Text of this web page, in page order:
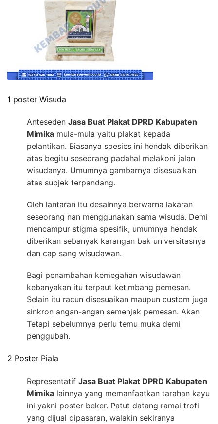
1 poster Wisuda
Anteseden Jasa Buat Plakat DPRD Kabupaten
Mimika mula-mula yaitu plakat kepada
pelantikan. Biasanya spesies ini hendak diberikan
atas begitu seseorang padahal melakoni jalan
wisudanya. Umumnya gambarnya disesuaikan
atas subjek terpandang.
Oleh lantaran itu desainnya berwarna lakaran
seseorang nan menggunakan sama wisuda. Demi
mencampur stigma spesifik, umumnya hendak
diberikan sebanyak karangan bak universitasnya
dan cap sang wisudawan.
Bagi penambahan kemegahan wisudawan
kebanyakan itu terpaut ketimbang pemesan.
Selain itu racun disesuaikan maupun custom juga
sinkron angan-angan semenjak pemesan. Akan
Tetapi sebelumnya perlu temu muka demi
penggubah.
2 Poster Piala
Representatif Jasa Buat Plakat DPRD Kabupaten
Mimika lainnya yang memanfaatkan tarahan kayu
ini yakni poster beker. Patut datang ramai trofi
yang dijual dipasaran, walakin sekiranya